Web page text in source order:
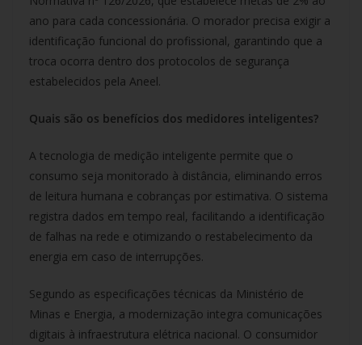
ano para cada concessionária. O morador precisa exigir a
identificação funcional do profissional, garantindo que a
troca ocorra dentro dos protocolos de segurança
estabelecidos pela Aneel.
Quais são os benefícios dos medidores inteligentes?
A tecnologia de medição inteligente permite que o
consumo seja monitorado à distância, eliminando erros
de leitura humana e cobranças por estimativa. O sistema
registra dados em tempo real, facilitando a identificação
de falhas na rede e otimizando o restabelecimento da
energia em caso de interrupções.
Segundo as especificações técnicas da Ministério de
Minas e Energia, a modernização integra comunicações
digitais à infraestrutura elétrica nacional. O consumidor